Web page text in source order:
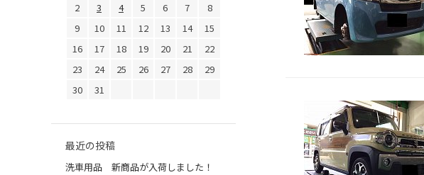
2
3 4 5 6 7
8
9
10 11 12 13 14
15
16
17 18 19 20 21
22
23
24 25 26 27 28
29
30
31
最近の投稿
洗車用品 新商品が入荷しました！